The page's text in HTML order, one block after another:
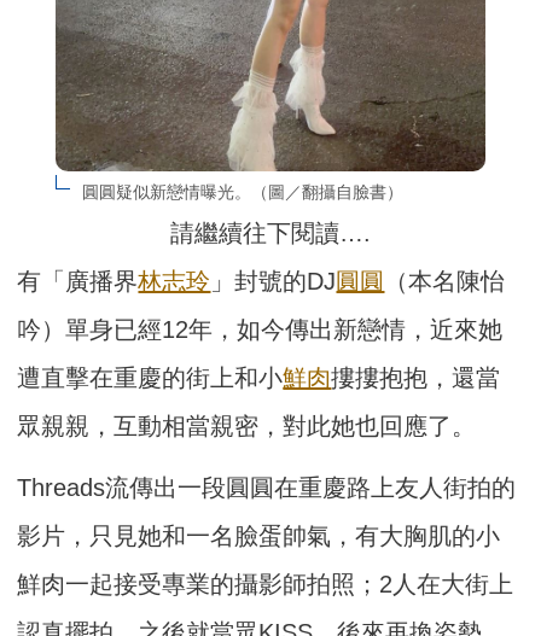
圓圓疑似新戀情曝光。（圖／翻攝自臉書）
請繼續往下閱讀….
有「廣播界林志玲 」封號的DJ圓圓
（本名陳怡
吟）單身已經12年，如今傳出新戀情，近來她
遭直擊在重慶的街上和小鮮肉摟摟抱抱，還當
眾親親，互動相當親密，對此她也回應了。
Threads流傳出一段圓圓在重慶路上友人街拍的
影片，只見她和一名臉蛋帥氣，有大胸肌的小
鮮肉一起接受專業的攝影師拍照；2人在大街上